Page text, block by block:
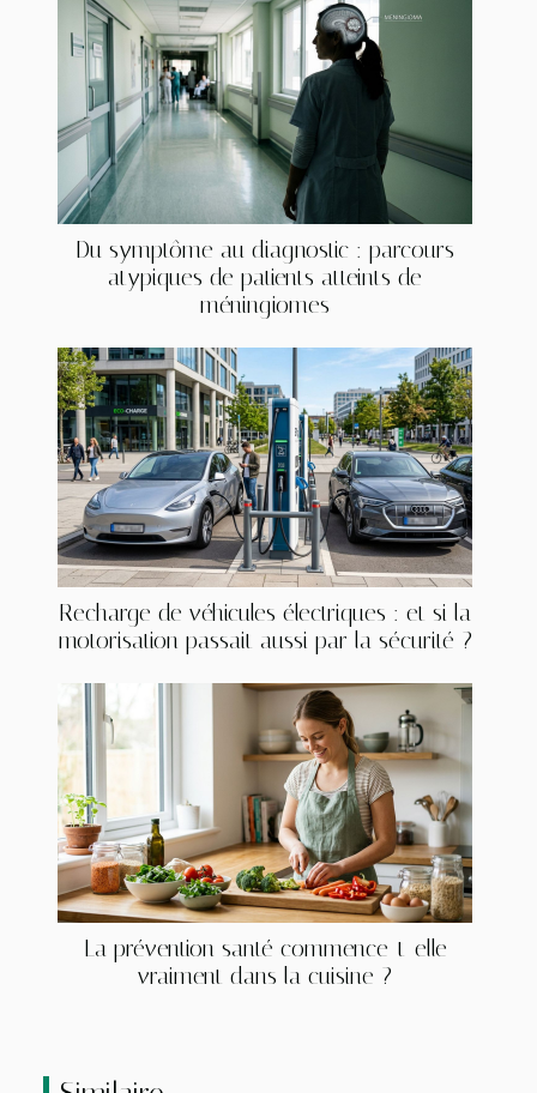
Du symptôme au diagnostic : parcours
atypiques de patients atteints de
méningiomes
Recharge de véhicules électriques : et si la
motorisation passait aussi par la sécurité ?
La prévention santé commence-t-elle
vraiment dans la cuisine ?